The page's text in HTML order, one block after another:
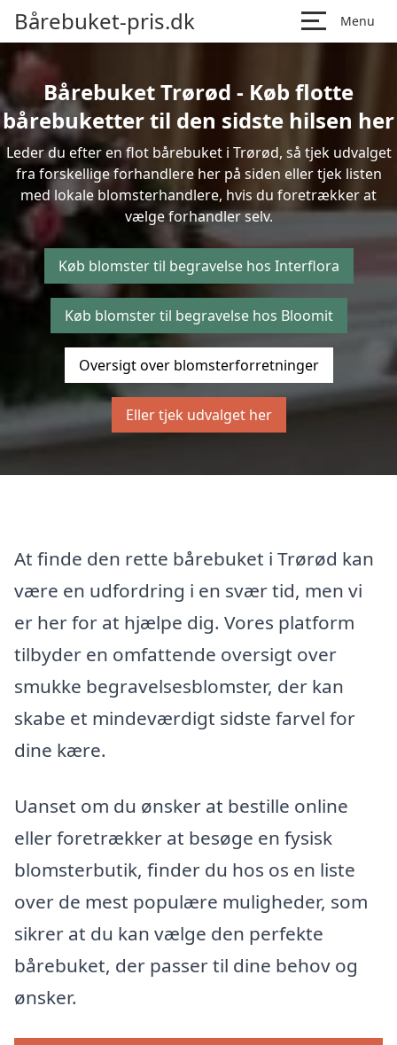
Bårebuket-pris.dk Menu
Bårebuket Trørød - Køb flotte
bårebuketter til den sidste hilsen her
Leder du efter en flot bårebuket i Trørød, så tjek udvalget
fra forskellige forhandlere her på siden eller tjek listen
med lokale blomsterhandlere, hvis du foretrækker at
vælge forhandler selv.
Køb blomster til begravelse hos Interflora
Køb blomster til begravelse hos Bloomit
Oversigt over blomsterforretninger
Eller tjek udvalget her
At finde den rette bårebuket i Trørød kan
være en udfordring i en svær tid, men vi
er her for at hjælpe dig. Vores platform
tilbyder en omfattende oversigt over
smukke begravelsesblomster, der kan
skabe et mindeværdigt sidste farvel for
dine kære.
Uanset om du ønsker at bestille online
eller foretrækker at besøge en fysisk
blomsterbutik, finder du hos os en liste
over de mest populære muligheder, som
sikrer at du kan vælge den perfekte
bårebuket, der passer til dine behov og
ønsker.